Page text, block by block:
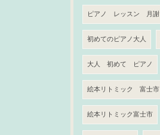
ピアノ レッスン 月謝
初めてのピアノ大人
大人 初めて ピアノ
絵本リトミック 富士市
絵本リトミック富士市